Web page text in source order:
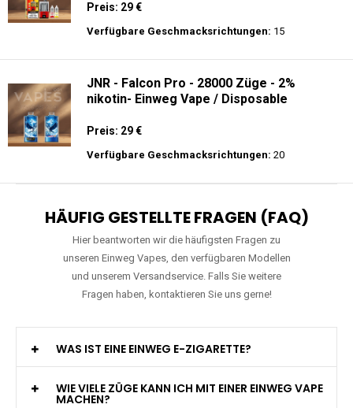
Preis: 29 €
Verfügbare Geschmacksrichtungen: 15
JNR - Falcon Pro - 28000 Züge - 2%
nikotin- Einweg Vape / Disposable
Preis: 29 €
Verfügbare Geschmacksrichtungen: 20
HÄUFIG GESTELLTE FRAGEN (FAQ)
Hier beantworten wir die häufigsten Fragen zu
unseren Einweg Vapes, den verfügbaren Modellen
und unserem Versandservice. Falls Sie weitere
Fragen haben, kontaktieren Sie uns gerne!
WAS IST EINE EINWEG E-ZIGARETTE?
WIE VIELE ZÜGE KANN ICH MIT EINER EINWEG VAPE
MACHEN?